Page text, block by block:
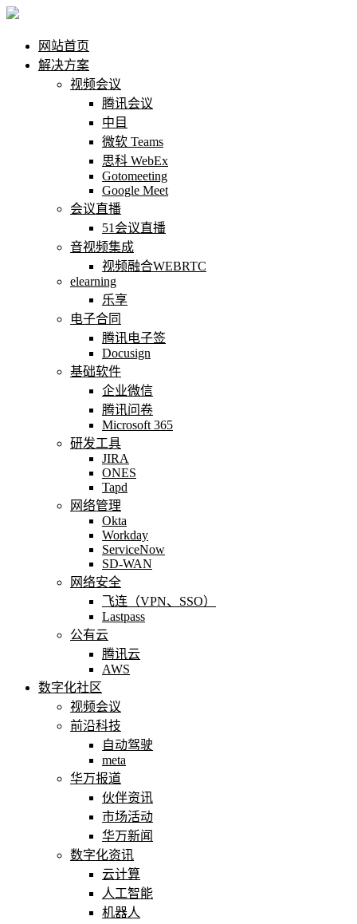
网站首页
解决方案
视频会议
腾讯会议
中目
微软 Teams
思科 WebEx
Gotomeeting
Google Meet
会议直播
51会议直播
音视频集成
视频融合WEBRTC
elearning
乐享
电子合同
腾讯电子签
Docusign
基础软件
企业微信
腾讯问卷
Microsoft 365
研发工具
JIRA
ONES
Tapd
网络管理
Okta
Workday
ServiceNow
SD-WAN
网络安全
飞连（VPN、SSO）
Lastpass
公有云
腾讯云
AWS
数字化社区
视频会议
前沿科技
自动驾驶
meta
华万报道
伙伴资讯
市场活动
华万新闻
数字化资讯
云计算
人工智能
机器人